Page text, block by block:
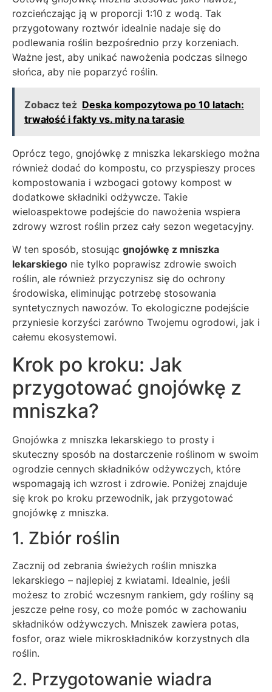
rozcieńczając ją w proporcji 1:10 z wodą. Tak
przygotowany roztwór idealnie nadaje się do
podlewania roślin bezpośrednio przy korzeniach.
Ważne jest, aby unikać nawożenia podczas silnego
słońca, aby nie poparzyć roślin.
Zobacz też Deska kompozytowa po 10 latach:
trwałość i fakty vs. mity na tarasie
Oprócz tego, gnojówkę z mniszka lekarskiego można
również dodać do kompostu, co przyspieszy proces
kompostowania i wzbogaci gotowy kompost w
dodatkowe składniki odżywcze. Takie
wieloaspektowe podejście do nawożenia wspiera
zdrowy wzrost roślin przez cały sezon wegetacyjny.
W ten sposób, stosując gnojówkę z mniszka
lekarskiego nie tylko poprawisz zdrowie swoich
roślin, ale również przyczynisz się do ochrony
środowiska, eliminując potrzebę stosowania
syntetycznych nawozów. To ekologiczne podejście
przyniesie korzyści zarówno Twojemu ogrodowi, jak i
całemu ekosystemowi.
Krok po kroku: Jak
przygotować gnojówkę z
mniszka?
Gnojówka z mniszka lekarskiego to prosty i
skuteczny sposób na dostarczenie roślinom w swoim
ogrodzie cennych składników odżywczych, które
wspomagają ich wzrost i zdrowie. Poniżej znajduje
się krok po kroku przewodnik, jak przygotować
gnojówkę z mniszka.
1. Zbiór roślin
Zacznij od zebrania świeżych roślin mniszka
lekarskiego – najlepiej z kwiatami. Idealnie, jeśli
możesz to zrobić wczesnym rankiem, gdy rośliny są
jeszcze pełne rosy, co może pomóc w zachowaniu
składników odżywczych. Mniszek zawiera potas,
fosfor, oraz wiele mikroskładników korzystnych dla
roślin.
2. Przygotowanie wiadra